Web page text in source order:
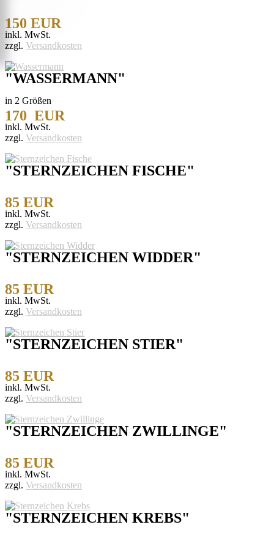
Serien
Kategorien
150 EUR
inkl. MwSt.
zzgl. Versandkosten
"WASSERMANN"
in 2 Größen
170 EUR
inkl. MwSt.
zzgl. Versandkosten
"STERNZEICHEN FISCHE"
85 EUR
inkl. MwSt.
zzgl. Versandkosten
"STERNZEICHEN WIDDER"
85 EUR
inkl. MwSt.
zzgl. Versandkosten
"STERNZEICHEN STIER"
85 EUR
inkl. MwSt.
zzgl. Versandkosten
"STERNZEICHEN ZWILLINGE"
85 EUR
inkl. MwSt.
zzgl. Versandkosten
"STERNZEICHEN KREBS"